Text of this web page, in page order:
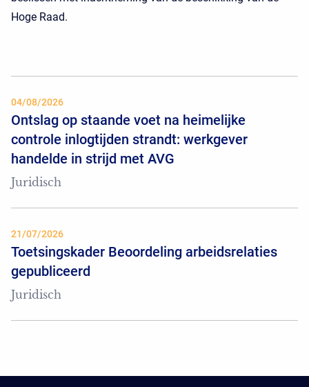
Hoge Raad.
04/08/2026
Ontslag op staande voet na heimelijke
controle inlogtijden strandt: werkgever
handelde in strijd met AVG
Juridisch
21/07/2026
Toetsingskader Beoordeling arbeidsrelaties
gepubliceerd
Juridisch